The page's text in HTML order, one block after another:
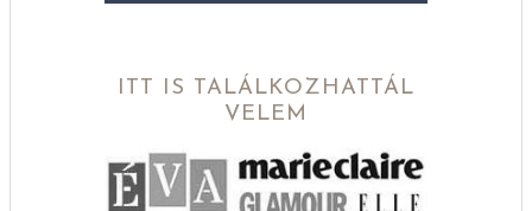
ITT IS TALÁLKOZHATTÁL
VELEM